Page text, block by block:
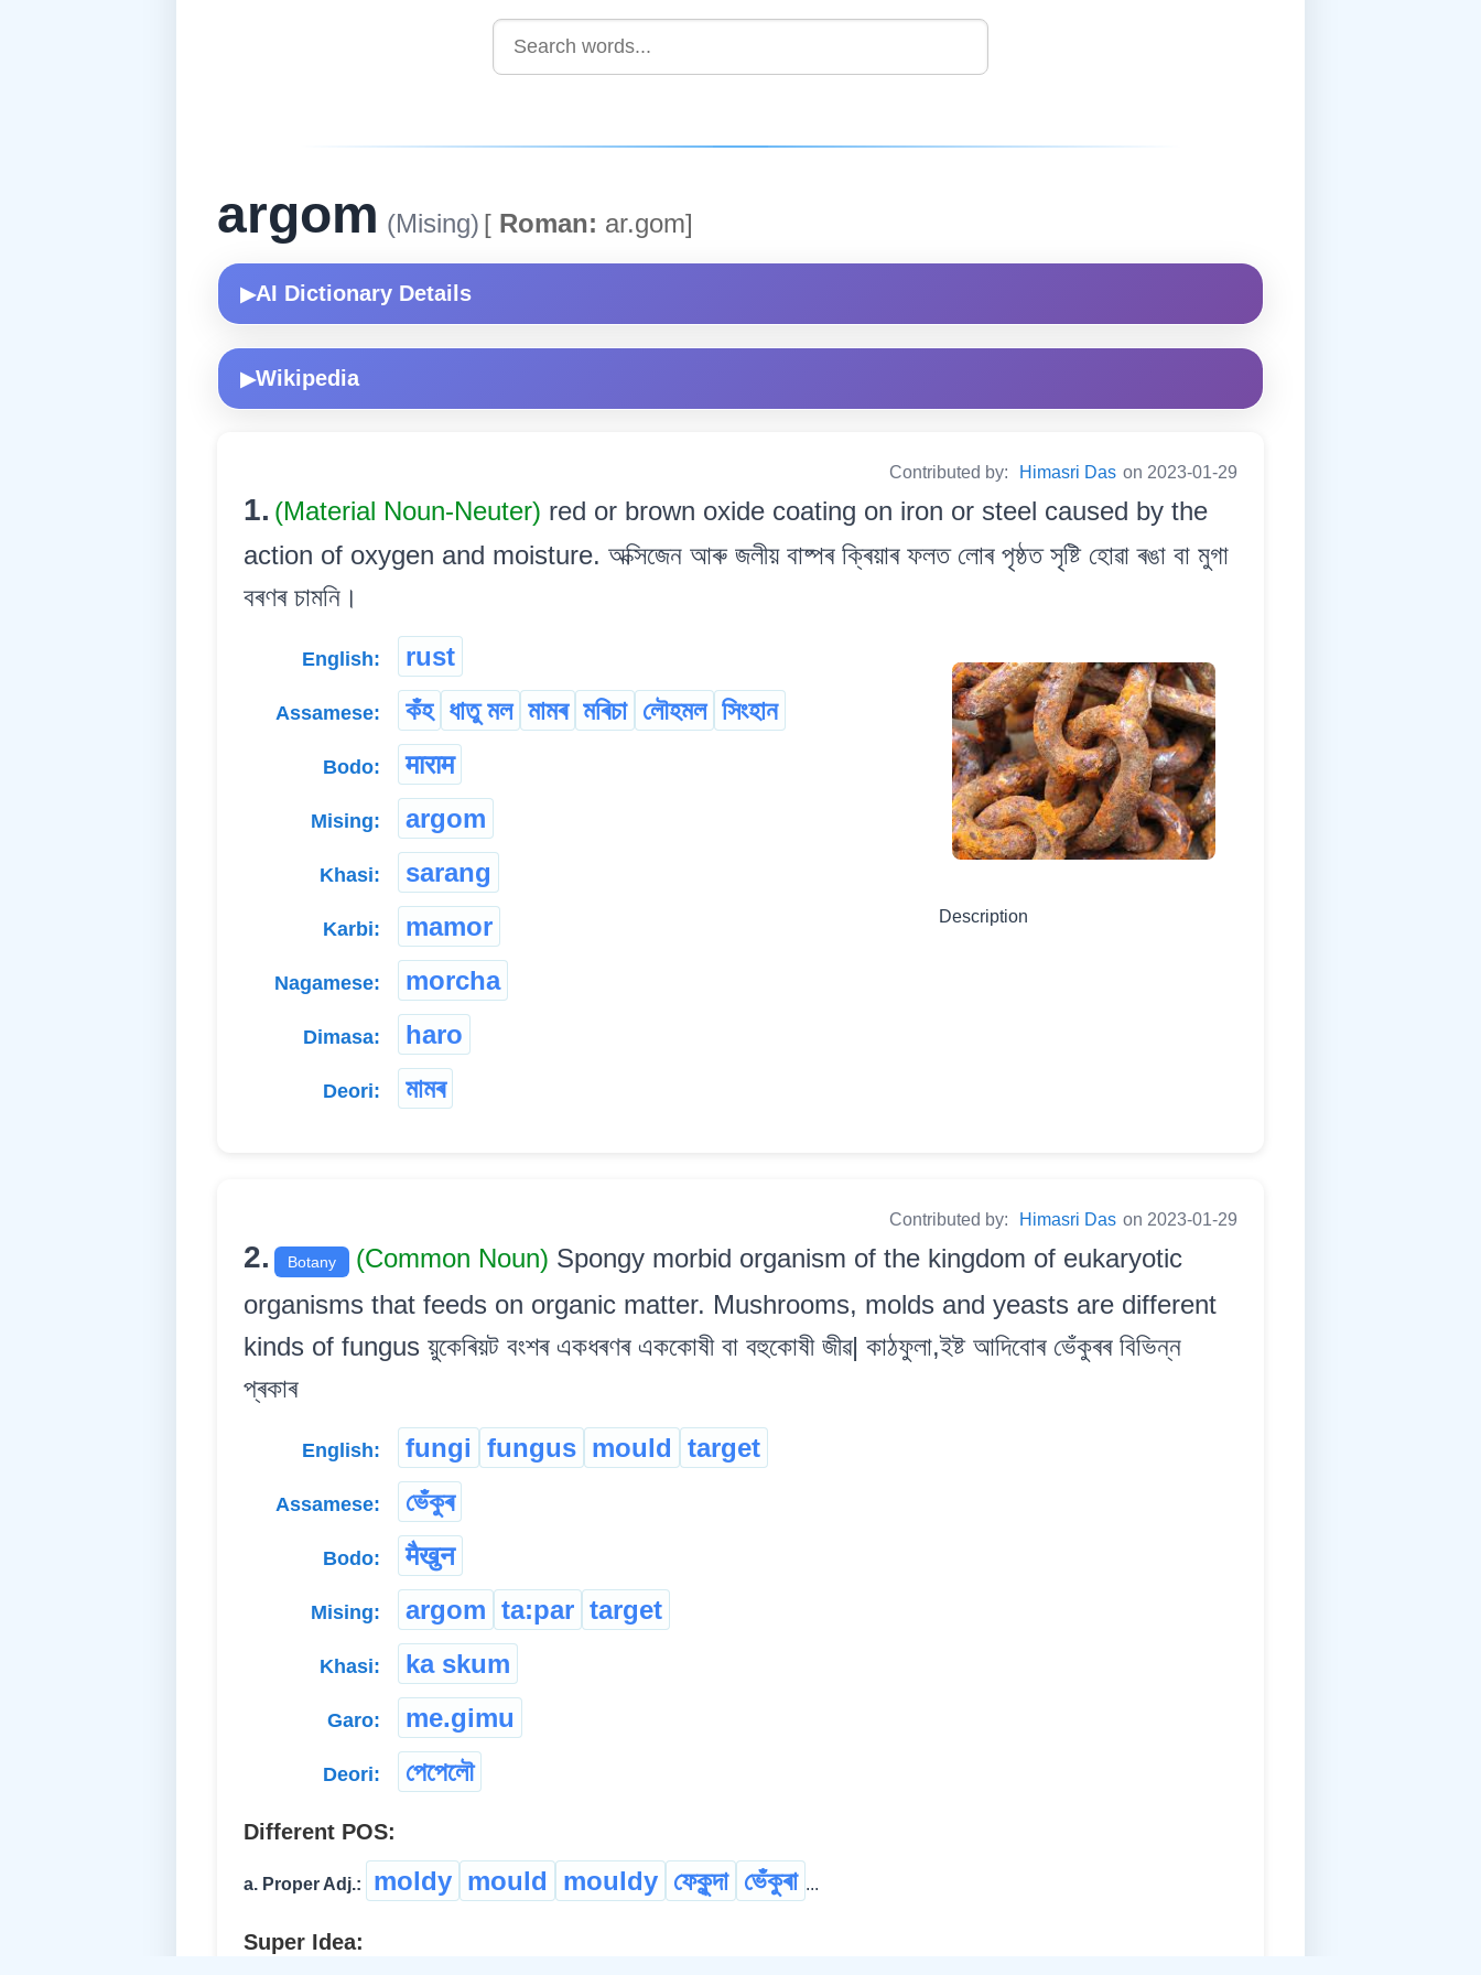
argom (Mising) [ Roman: ar.gom]
▶AI Dictionary Details
▶Wikipedia
Contributed by: Himasri Das on 2023-01-29
1. (Material Noun-Neuter) red or brown oxide coating on iron or steel caused by the
action of oxygen and moisture. অক্সিজেন আৰু জলীয় বাষ্পৰ ক্ৰিয়াৰ ফলত লোৰ পৃষ্ঠত সৃষ্টি হোৱা ৰঙা বা মুগা
বৰণৰ চামনি।
Description
English: rust
Assamese: কঁহ ধাতু মল মামৰ মৰিচা লৌহমল সিংহান
Bodo: माराम
Mising: argom
Khasi: sarang
Karbi: mamor
Nagamese: morcha
Dimasa: haro
Deori: মামৰ
Contributed by: Himasri Das on 2023-01-29
2. Botany (Common Noun) Spongy morbid organism of the kingdom of eukaryotic
organisms that feeds on organic matter. Mushrooms, molds and yeasts are different
kinds of fungus য়ুকেৰিয়ট বংশৰ একধৰণৰ এককোষী বা বহুকোষী জীৱ| কাঠফুলা,ইষ্ট আদিবোৰ ভেঁকুৰৰ বিভিন্ন
প্ৰকাৰ
English: fungi fungus mould target
Assamese: ভেঁকুৰ
Bodo: मैखुन
Mising: argom ta:par target
Khasi: ka skum
Garo: me.gimu
Deori: পেপেলৌ
Different POS:
a. Proper Adj.: moldy mould mouldy ফেকুন্দা ভেঁকুৰা ...
Super Idea: